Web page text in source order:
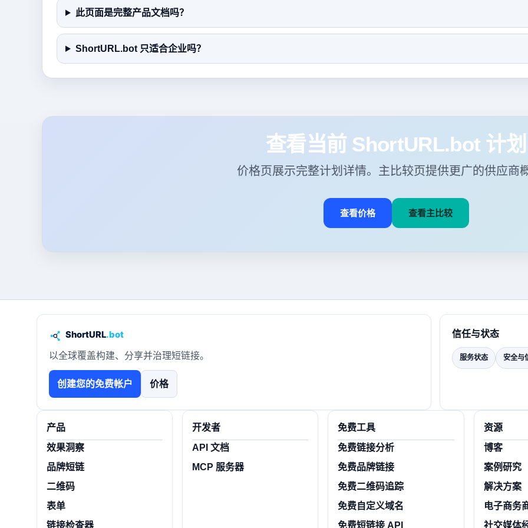
此页面是完整产品文档吗？
ShortURL.bot 只适合企业吗？
查看当前 ShortURL.bot 计划
价格页展示完整计划详情。主比较页提供更广的供应商
查看价格 查看主比较
以全球覆盖构建、分享并治理短链接。
创建您的免费帐户 价格
信任与状态
服务状态 安全与
产品
效果洞察
品牌短链
二维码
表单
链接检查器
开发者
API 文档
MCP 服务器
免费工具
免费链接分析
免费品牌链接
免费二维码追踪
免费自定义域名
免费短链接 API
资源
博客
案例研究
解决方案
电子商务
社交媒体